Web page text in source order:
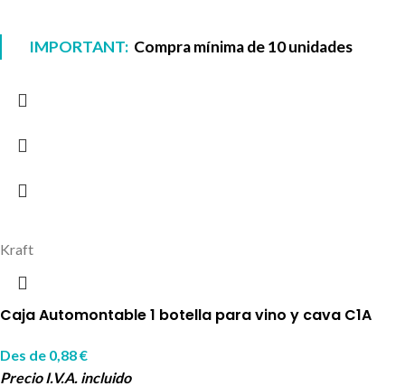
IMPORTANT: Compra mínima de 10 unidades
Kraft
Caja Automontable 1 botella para vino y cava C1A
Des de 0,88€
Precio I.V.A. incluido